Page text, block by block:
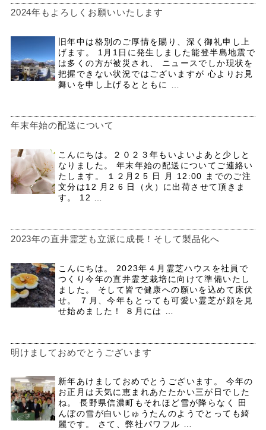
2024年もよろしくお願いいたします
旧年中は格別のご厚情を賜り、深く御礼申し上
げます。 1月1日に発生しました能登半島地震で
は多くの方が被災され、 ニュースでしか現状を
把握できない状況ではございますが 心よりお見
舞いを申し上げるとともに …
年末年始の配送について
こんにちは。２０２３年もいよいよあと少しと
なりました。 年末年始の配送についてご連絡い
たします。 １２月2 5 日 月 12:00 までのご注
文分は12 月2 6 日（火）に出荷させて頂きま
す。 12 …
2023年の直井霊芝も立派に成長！そして製品化へ
こんにちは。 2023年４月霊芝ハウスを社員で
つくり今年の直井霊芝栽培に向けて準備いたし
ました。 そして皆で健康への願いを込めて床伏
せ。 ７月、今年もとっても可愛い霊芝が顔を見
せ始めました！ ８月には …
明けましておめでとうございます
新年あけましておめでとうございます。 今年の
お正月は天気に恵まれあたたかい三が日でした
ね。 長野県信濃町もそれほど雪が降らなく 田
んぼの雪が白いじゅうたんのようでとっても綺
麗です。 さて、弊社パワフル …